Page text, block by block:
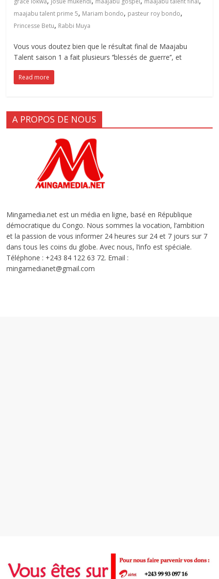
maajabu talent prime 5, Mariam bondo, pasteur roy bondo,
Princesse Betu, Rabbi Muya
Vous vous doutez bien que le résultat final de Maajabu
Talent saison 1 a fait plusieurs ‘’blessés de guerre’’, et
Read more
A PROPOS DE NOUS
Mingamedia.net est un média en ligne, basé en République
démocratique du Congo. Nous sommes la vocation, l’ambition
et la passion de vous informer 24 heures sur 24 et 7 jours sur 7
dans tous les coins du globe. Avec nous, l’info est spéciale.
Téléphone : +243 84 122 63 72. Email :
mingamedianet@gmail.com